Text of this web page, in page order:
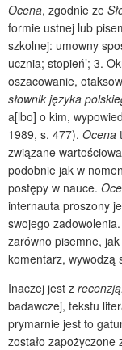
Ocena, zgodnie ze
formie ustnej lub
szkolnej: umowny
ucznia; stopień’; 3.
oszacowanie,
słownik języka
a[lbo] o kim,
1989, s. 477). Ocena
związane
podobnie jak w
postępy w nauce.
internauta proszony
swojego
zarówno pisemne,
komentarz, wywodzą
Inaczej jest z recenzją.
badawczej, tekstu
prymarnie jest to
zostało